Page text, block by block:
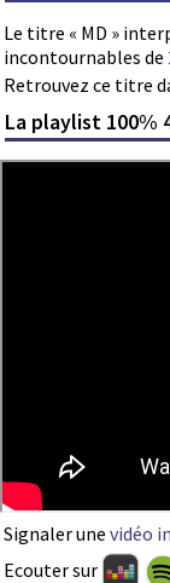
Le titre « MD »
incontournables de
Retrouvez ce titre
La playlist 100%
Signaler une vidéo
Ecouter sur